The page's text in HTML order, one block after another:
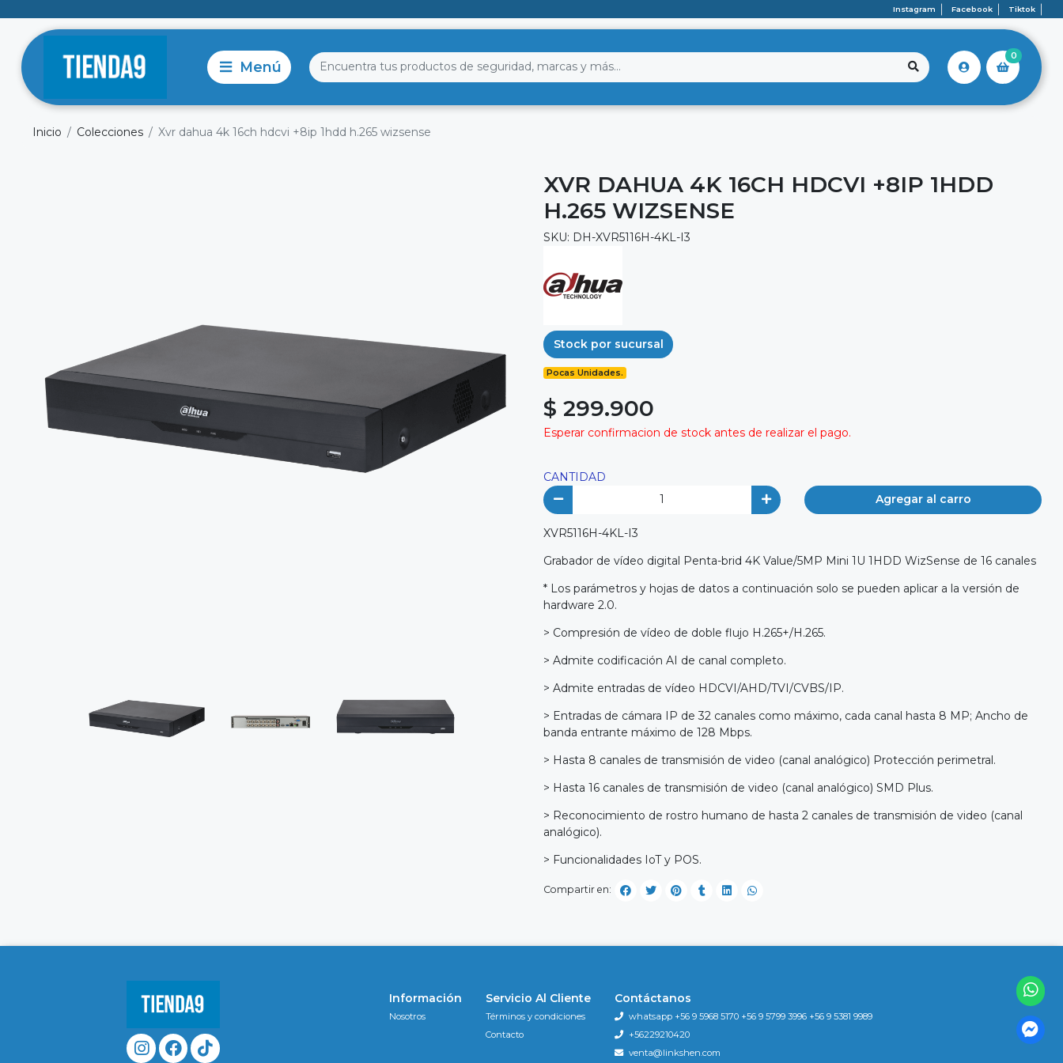
Instagram Facebook Tiktok
0
Inicio Colecciones Xvr dahua 4k 16ch hdcvi +8ip 1hdd h.265 wizsense
XVR DAHUA 4K 16CH HDCVI +8IP 1HDD
H.265 WIZSENSE
SKU: DH-XVR5116H-4KL-I3
Stock por sucursal
Pocas Unidades.
$ 299.900
Esperar confirmacion de stock antes de realizar el pago.
CANTIDAD
Agregar al carro
XVR5116H-4KL-I3
Grabador de vídeo digital Penta-brid 4K Value/5MP Mini 1U 1HDD WizSense de 16 canales
* Los parámetros y hojas de datos a continuación solo se pueden aplicar a la versión de
hardware 2.0.
> Compresión de vídeo de doble flujo H.265+/H.265.
> Admite codificación AI de canal completo.
> Admite entradas de vídeo HDCVI/AHD/TVI/CVBS/IP.
> Entradas de cámara IP de 32 canales como máximo, cada canal hasta 8 MP; Ancho de
banda entrante máximo de 128 Mbps.
> Hasta 8 canales de transmisión de video (canal analógico) Protección perimetral.
> Hasta 16 canales de transmisión de video (canal analógico) SMD Plus.
> Reconocimiento de rostro humano de hasta 2 canales de transmisión de video (canal
analógico).
> Funcionalidades IoT y POS.
Compartir en:
Información
Nosotros
Servicio Al Cliente
Términos y condiciones
Contacto
Contáctanos
whatsapp +56 9 5968 5170 +56 9 5799 3996 +56 9 5381 9989
+56229210420
venta@linkshen.com